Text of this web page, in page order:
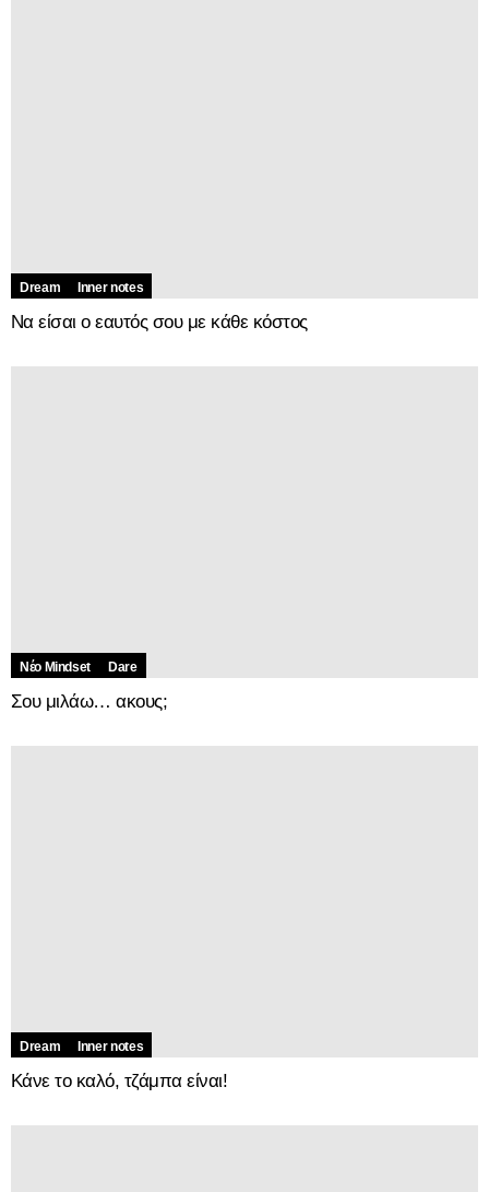
Dream Inner notes
Να είσαι ο εαυτός σου με κάθε κόστος
Νέο Mindset Dare
Σου μιλάω… ακους;
Dream Inner notes
Κάνε το καλό, τζάμπα είναι!